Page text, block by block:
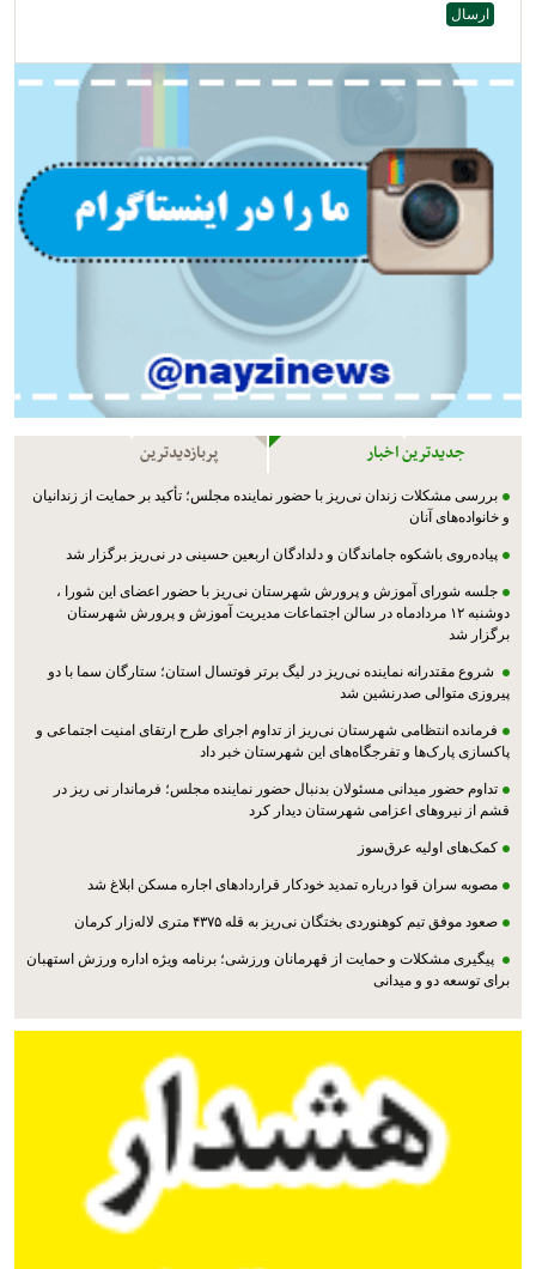
جدیدترین اخبار پربازدیدترین
بررسی مشکلات زندان نی‌ریز با حضور نماینده مجلس؛ تأکید بر حمایت از زندانیان
و خانواده‌های آنان
پیاده‌روی باشکوه جاماندگان و دلدادگان اربعین حسینی در نی‌ریز برگزار شد
جلسه شورای آموزش و پرورش شهرستان نی‌ریز با حضور اعضای این شورا ،
دوشنبه ۱۲ مردادماه در سالن اجتماعات مدیریت آموزش و پرورش شهرستان
برگزار شد
شروع مقتدرانه نماینده نی‌ریز در لیگ برتر فوتسال استان؛ ستارگان سما با دو
پیروزی متوالی صدرنشین شد
فرمانده انتظامی شهرستان نی‌ریز از تداوم اجرای طرح ارتقای امنیت اجتماعی و
پاکسازی پارک‌ها و تفرجگاه‌های این شهرستان خبر داد
تداوم حضور میدانی مسئولان بدنبال حضور نماینده مجلس؛ فرماندار نی ریز در
قشم از نیروهای اعزامی شهرستان دیدار کرد
کمک‌های اولیه عرق‌سوز
مصوبه سران قوا درباره تمدید خودکار قراردادهای اجاره مسکن ابلاغ شد
صعود موفق تیم کوهنوردی بختگان نی‌ریز به قله ۴۳۷۵ متری لاله‌زار کرمان
پیگیری مشکلات و حمایت از قهرمانان ورزشی؛ برنامه ویژه اداره ورزش استهبان
برای توسعه دو و میدانی